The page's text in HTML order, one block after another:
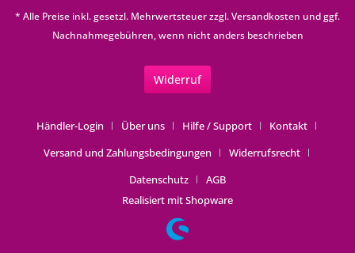
* Alle Preise inkl. gesetzl. Mehrwertsteuer zzgl.Versandkosten und ggf.
Nachnahmegebühren, wenn nicht anders beschrieben
Widerruf
Händler-Login Über uns Hilfe / Support
Kontakt
Versand und Zahlungsbedingungen
Widerrufsrecht
Datenschutz
AGB
Realisiert mit Shopware